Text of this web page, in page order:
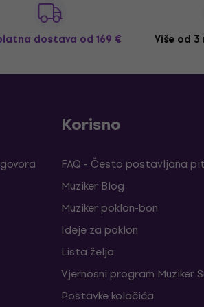
dostava od 169 € Više od
Korisno
FAQ - Često postavljana
Muziker Blog
Muziker poklon-bon
Ideje za poklon
Lista želja
Vjernosni program Muziker
Postavke kolačića